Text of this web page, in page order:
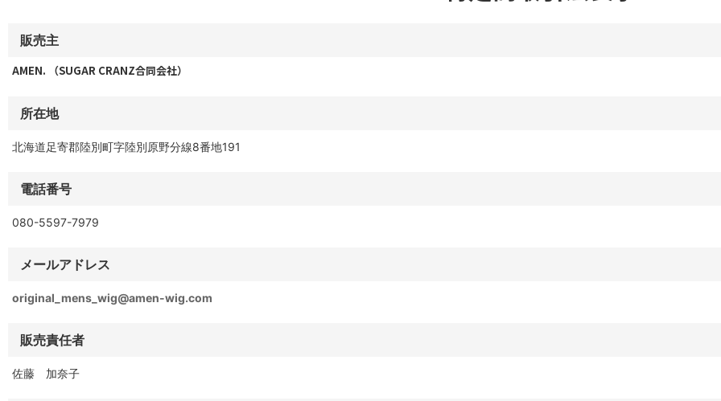
販売主
AMEN. （SUGAR CRANZ合同会社）
所在地
北海道足寄郡陸別町字陸別原野分線8番地191
電話番号
080-5597-7979
メールアドレス
original_mens_wig@amen-wig.com
販売責任者
佐藤 加奈子